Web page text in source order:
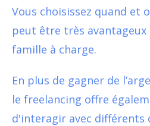
Vous choisissez quand et
peut être très avantageux
famille à charge.
En plus de gagner de
le freelancing offre
d'interagir avec différents